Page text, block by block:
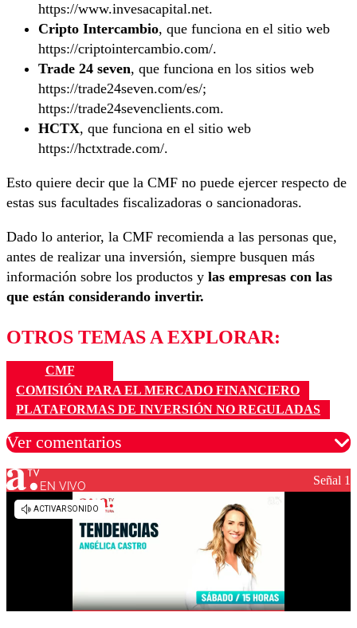
https://www.invesacapital.net.
Cripto Intercambio, que funciona en el sitio web
https://criptointercambio.com/.
Trade 24 seven, que funciona en los sitios web
https://trade24seven.com/es/;
https://trade24sevenclients.com.
HCTX, que funciona en el sitio web
https://hctxtrade.com/.
Esto quiere decir que la CMF no puede ejercer respecto de
estas sus facultades fiscalizadoras o sancionadoras.
Dado lo anterior, la CMF recomienda a las personas que,
antes de realizar una inversión, siempre busquen más
información sobre los productos y las empresas con las
que están considerando invertir.
OTROS TEMAS A EXPLORAR:
CMF
COMISIÓN PARA EL MERCADO FINANCIERO
PLATAFORMAS DE INVERSIÓN NO REGULADAS
Ver comentarios
Los comentarios son moderados para garantizar un
diálogo respetuoso.
EN VIVO Señal 1